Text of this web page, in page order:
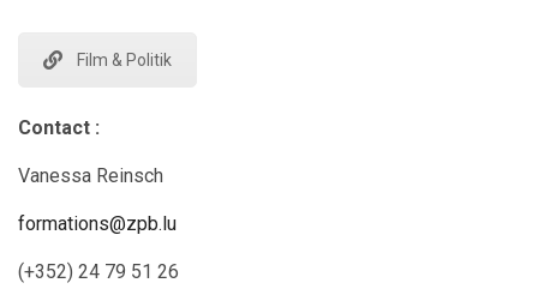
Film & Politik
Contact :
Vanessa Reinsch
formations@zpb.lu
(+352) 24 79 51 26